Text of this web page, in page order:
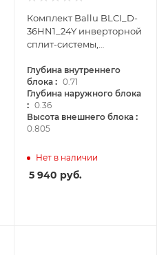
Комплект Ballu BLCI_D-
36HN1_24Y инверторной
сплит-системы,
Глубина внутреннего
блока : 0.71
Глубина наружного блока
: 0.36
Высота внешнего блока :
0.805
Нет в наличии
5 940 руб.